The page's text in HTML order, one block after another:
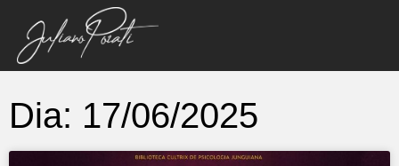
Dia: 17/06/2025